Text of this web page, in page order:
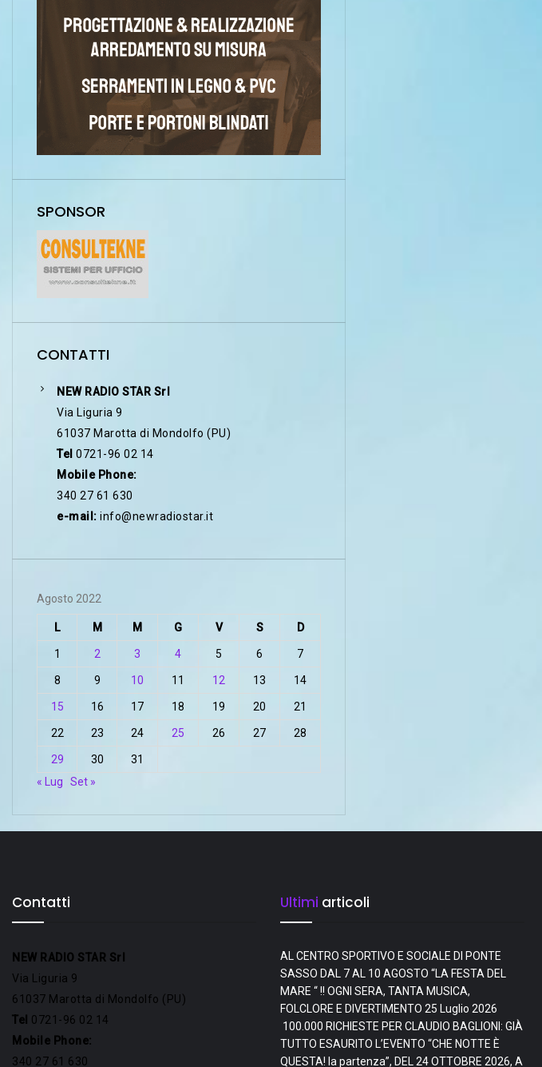
SPONSOR
CONTATTI
NEW RADIO STAR Srl
Via Liguria 9
61037 Marotta di Mondolfo (PU)
Tel 0721-96 02 14
Mobile Phone:
340 27 61 630
e-mail: info@newradiostar.it
Agosto 2022
L M M G V S D
1 2 3 4 5 6 7
8 9 10 11 12 13 14
15 16 17 18 19 20 21
22 23 24 25 26 27 28
29 30
31
« Lug
Set »
Contatti
NEW RADIO STAR Srl
Via Liguria 9
61037 Marotta di Mondolfo (PU)
Tel 0721-96 02 14
Mobile Phone:
340 27 61 630
Ultimi articoli
AL CENTRO SPORTIVO E SOCIALE DI PONTE
SASSO DAL 7 AL 10 AGOSTO “LA FESTA DEL
MARE “ !! OGNI SERA, TANTA MUSICA,
FOLCLORE E DIVERTIMENTO 25 Luglio 2026
100.000 RICHIESTE PER CLAUDIO BAGLIONI: GIÀ
TUTTO ESAURITO L’EVENTO “CHE NOTTE È
QUESTA! la partenza”, DEL 24 OTTOBRE 2026, A